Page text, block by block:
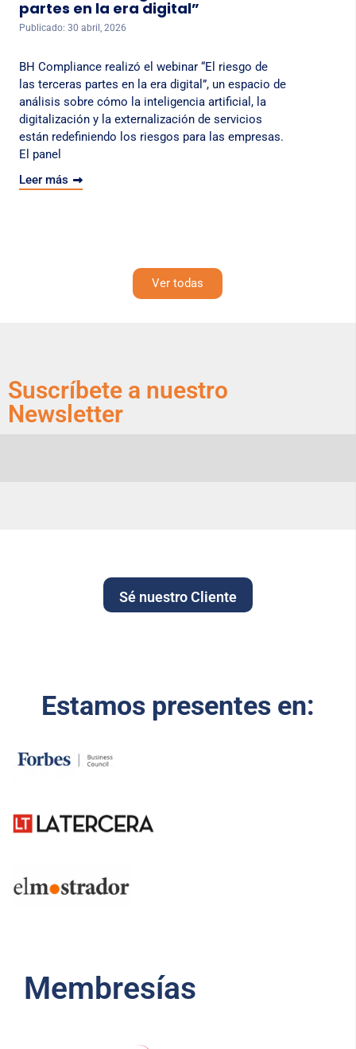
partes en la era digital”
Publicado: 30 abril, 2026
BH Compliance realizó el webinar “El riesgo de
las terceras partes en la era digital”, un espacio de
análisis sobre cómo la inteligencia artificial, la
digitalización y la externalización de servicios
están redefiniendo los riesgos para las empresas.
El panel
Leer más
Ver todas
Suscríbete a nuestro
Newsletter
Sé nuestro Cliente
Estamos presentes en:
Membresías​